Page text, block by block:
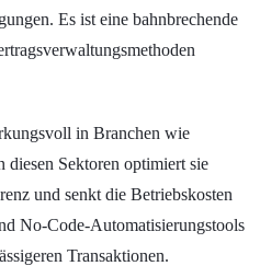
Es ist eine bahnbrechende
in Branchen wie
Sektoren optimiert sie
und senkt die Betriebskosten
No-Code-Automatisierungstools
Transaktionen.